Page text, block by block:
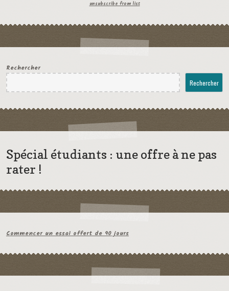
unsubscribe from list
Rechercher
Rechercher
Spécial étudiants : une offre à ne pas
rater !
Commencer un essai offert de 90 jours